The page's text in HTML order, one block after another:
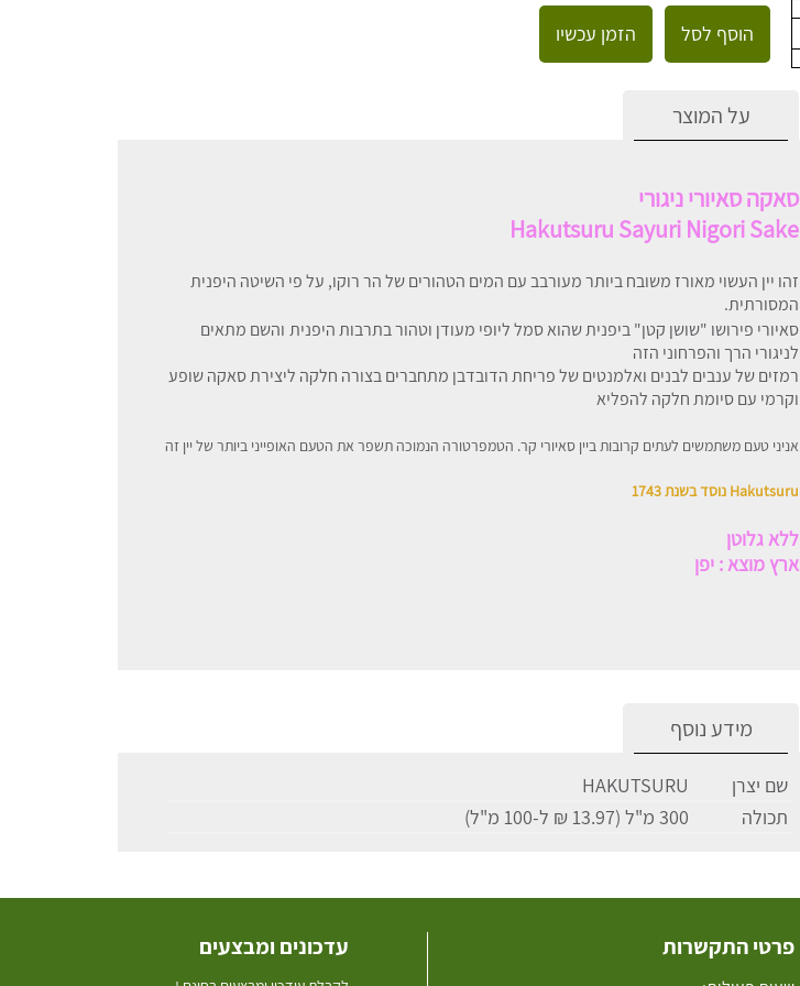
הוסף לסל הזמן עכשיו
על המוצר
סאקה סאיורי ניגורי
Hakutsuru Sayuri Nigori Sake
זהו יין העשוי מאורז משובח ביותר מעורבב עם המים הטהורים של הר רוקו, על פי השיטה היפנית
המסורתית.
סאיורי פירושו "שושן קטן" ביפנית שהוא סמל ליופי מעודן וטהור בתרבות היפנית והשם מתאים
לניגורי הרך והפרחוני הזה
רמזים של ענבים לבנים ואלמנטים של פריחת הדובדבן מתחברים בצורה חלקה ליצירת סאקה שופע
וקרמי עם סיומת חלקה להפליא
אניני טעם משתמשים לעתים קרובות ביין סאיורי קר. הטמפרטורה הנמוכה תשפר את הטעם האופייני ביותר של יין זה
Hakutsuru נוסד בשנת 1743
ללא גלוטן
ארץ מוצא : יפן
מידע נוסף
שם יצרן
HAKUTSURU
תכולה
300 מ"ל (13.97 ₪ ל-100 מ"ל)
פרטי התקשרות עדכונים ומבצעים